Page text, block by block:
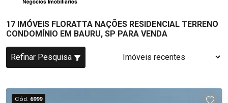
17 IMÓVEIS FLORATTA NAÇÕES RESIDENCIAL TERRENO
CONDOMÍNIO EM BAURU, SP PARA VENDA
Refinar Pesquisa
Cód. 6999